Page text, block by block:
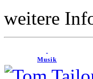
weitere
Musik